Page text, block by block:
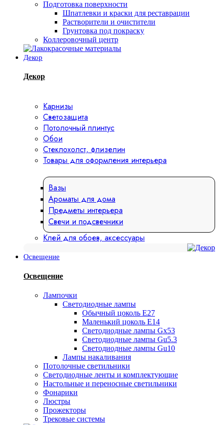
Подготовка поверхности
Шпатлевки и краски для реставрации
Растворители и очистители
Грунтовка под покраску
Коллеровочный центр
Декор
Декор
Карнизы
Светозащита
Потолочный плинтус
Обои
Стеклохолст, флизелин
Товары для оформления интерьера
Вазы
Ароматы для дома
Предметы интерьера
Свечи и подсвечники
Клей для обоев, аксессуары
Освещение
Освещение
Лампочки
Светодиодные лампы
Обычный цоколь Е27
Маленький цоколь Е14
Светодиодные лампы Gx53
Светодиодные лампы Gu5.3
Светодиодные лампы Gu10
Лампы накаливания
Потолочные светильники
Светодиодные ленты и комплектующие
Настольные и переносные светильники
Фонарики
Люстры
Прожекторы
Трековые системы